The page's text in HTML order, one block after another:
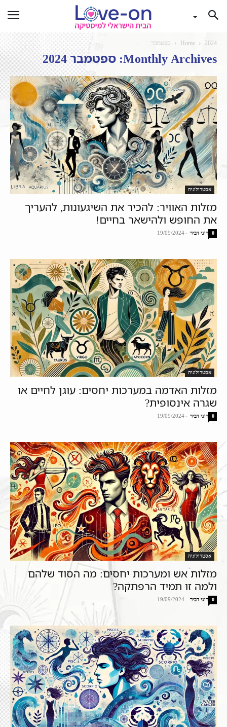
Home 2024 ספטמבר
Monthly Archives: ספטמבר 2024
אסטרולוגיה
מזלות האוויר: להכיר את השיגעונות, להעריך
את החופש ולהישאר בחיים!
רוני דביר -
19/09/2024 0
אסטרולוגיה
מזלות האדמה במערכות יחסים: עוגן לחיים או
שגרה אינסופית?
רוני דביר -
19/09/2024 0
אסטרולוגיה
מזלות אש ומערכות יחסים: מה הסוד שלהם
ולמה זו תמיד הרפתקה?
רוני דביר -
19/09/2024 0